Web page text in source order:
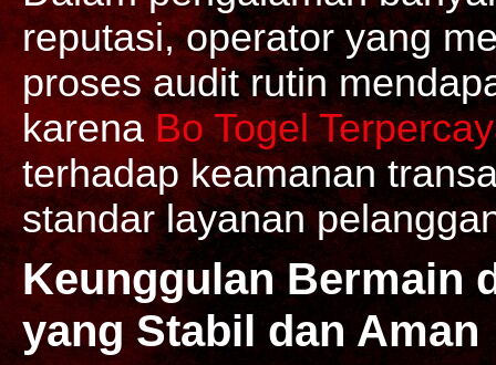
reputasi, operator yang
proses audit rutin
karena Bo Togel
terhadap keamanan
standar layanan
Keunggulan Bermain
yang Stabil dan Aman